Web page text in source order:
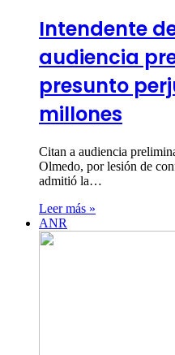
Intendente
audiencia
presunto
millones
Citan a audiencia
Olmedo, por lesión de
admitió la…
Leer más »
ANR